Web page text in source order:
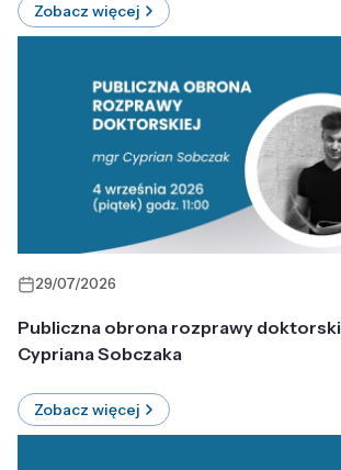
Zobacz więcej
29/07/2026
Publiczna obrona rozprawy
Cypriana Sobczaka
Zobacz więcej